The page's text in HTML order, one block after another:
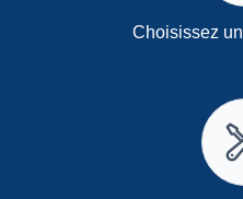
Choisissez